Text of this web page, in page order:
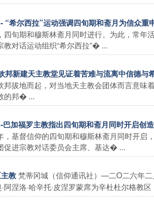
“希尔西拉”运动强调四旬期和斋月为信众重
旬期和穆斯林斋月同时进行。为此，常年
教对话运动组织“希尔西拉”� ...
邦新建天主教堂见证着苦难与流离中信德与
邦拔地而起，对当地天主教会团体而言意味
的邦� ...
巴加福罗主教指出四旬期和斋月同时开启创
基督信仰的四旬期和穆斯林斋月同时开启
促进宗教对话委员会主席、基达� ...
教梵蒂冈城（信仰通讯社）—二O二六年
阿涅洛·哈辛托·皮涅罗蒙席为辛杜杜尔格教区